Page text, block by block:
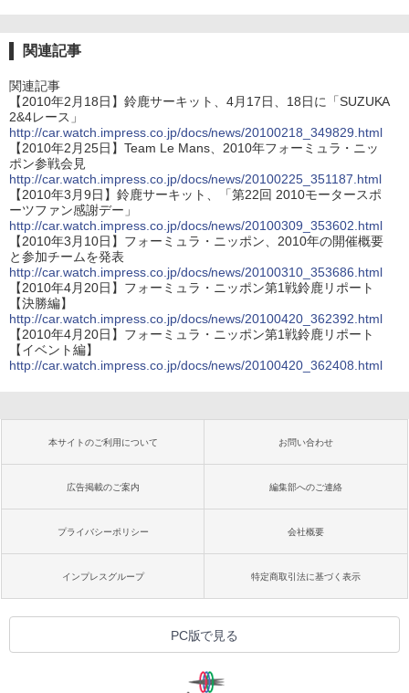
関連記事
関連記事
【2010年2月18日】鈴鹿サーキット、4月17日、18日に「SUZUKA
2&4レース」
http://car.watch.impress.co.jp/docs/news/20100218_349829.html
【2010年2月25日】Team Le Mans、2010年フォーミュラ・ニッ
ポン参戦会見
http://car.watch.impress.co.jp/docs/news/20100225_351187.html
【2010年3月9日】鈴鹿サーキット、「第22回 2010モータースポ
ーツファン感謝デー」
http://car.watch.impress.co.jp/docs/news/20100309_353602.html
【2010年3月10日】フォーミュラ・ニッポン、2010年の開催概要
と参加チームを発表
http://car.watch.impress.co.jp/docs/news/20100310_353686.html
【2010年4月20日】フォーミュラ・ニッポン第1戦鈴鹿リポート
【決勝編】
http://car.watch.impress.co.jp/docs/news/20100420_362392.html
【2010年4月20日】フォーミュラ・ニッポン第1戦鈴鹿リポート
【イベント編】
http://car.watch.impress.co.jp/docs/news/20100420_362408.html
本サイトのご利用について お問い合わせ
広告掲載のご案内 編集部へのご連絡
プライバシーポリシー 会社概要
インプレスグループ 特定商取引法に基づく表示
PC版で見る